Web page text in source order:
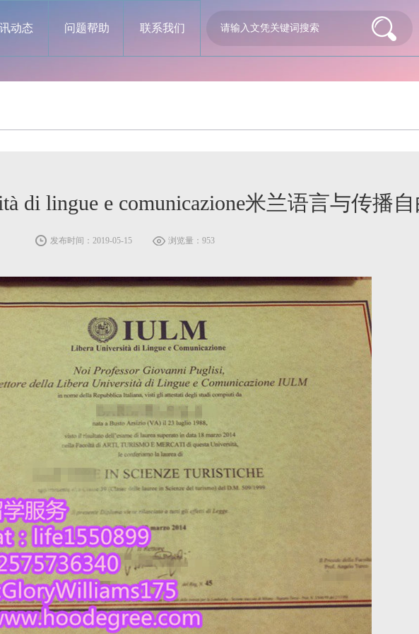
动态 问题帮助 联系我们
di lingue e comunicazione米兰语言与传播
发布时间：2019-05-15 浏览量：953